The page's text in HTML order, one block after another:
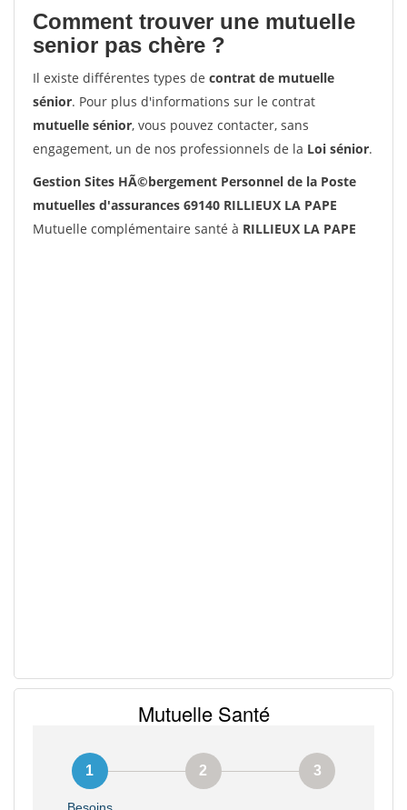
Comment trouver une mutuelle
senior pas chère ?
Il existe différentes types de contrat de mutuelle
sénior. Pour plus d'informations sur le contrat
mutuelle sénior, vous pouvez contacter, sans
engagement, un de nos professionnels de la Loi sénior.
Gestion Sites HÃ©bergement Personnel de la Poste
mutuelles d'assurances 69140 RILLIEUX LA PAPE
Mutuelle complémentaire santé à RILLIEUX LA PAPE